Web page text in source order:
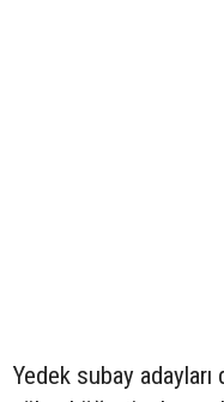
Yedek subay